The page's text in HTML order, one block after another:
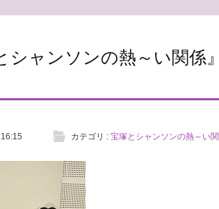
シャンソンの熱～い関係
カテゴリ : 宝塚とシャンソンの熱～い